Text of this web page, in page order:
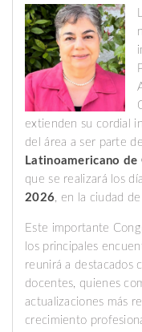
extienden su cordial
del área a ser parte
Latinoamericano
que se realizará los
2026, en la ciudad
Este importante
los principales
reunirá a destacados
docentes, quienes
actualizaciones más
crecimiento